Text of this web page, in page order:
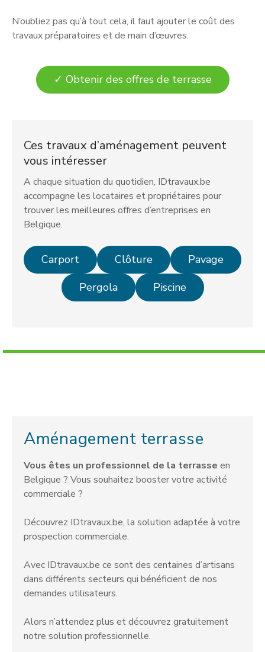
N’oubliez pas qu’à tout cela, il faut ajouter le coût des
travaux préparatoires et de main d’œuvres.
✓ Obtenir des offres de terrasse
Ces travaux d’aménagement peuvent
vous intéresser
A chaque situation du quotidien, IDtravaux.be
accompagne les locataires et propriétaires pour
trouver les meilleures offres d’entreprises en
Belgique.
Carport Clôture
Pavage
Pergola
Piscine
Aménagement terrasse
Vous êtes un professionnel de la terrasse en
Belgique ? Vous souhaitez booster votre activité
commerciale ?
Découvrez IDtravaux.be, la solution adaptée à votre
prospection commerciale.
Avec IDtravaux.be ce sont des centaines d’artisans
dans différents secteurs qui bénéficient de nos
demandes utilisateurs.
Alors n’attendez plus et découvrez gratuitement
notre solution professionnelle.